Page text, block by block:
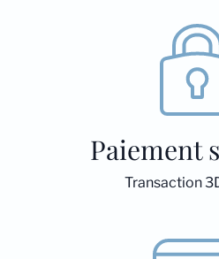
Paiement
Transaction